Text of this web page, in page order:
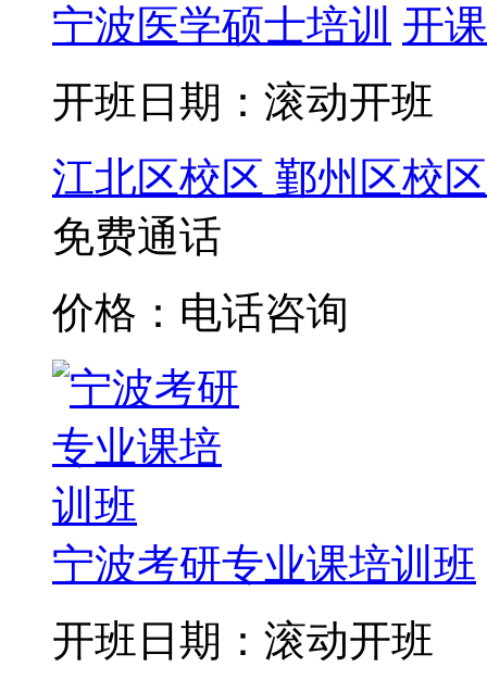
宁波医学硕士培训 开
开班日期：滚动开班
江北区校区 鄞州区校区
免费通话
价格：电话咨询
宁波考研专业课培训班
开班日期：滚动开班